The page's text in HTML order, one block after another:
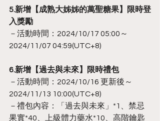
5.新增【成熟大姊姊的萬聖糖果】限時登
入獎勵
－活動時間：2024/10/17 05:00～
2024/11/07 04:59(UTC+8)
6.新增【過去與未來】限時禮包
－活動時間：2024/10/16 更新後～
2024/11/13 10:00(UTC+8)
－禮包內容：「過去與未來」*1、禁忌
果實*40、上級體力藥水*10、高階鑰匙